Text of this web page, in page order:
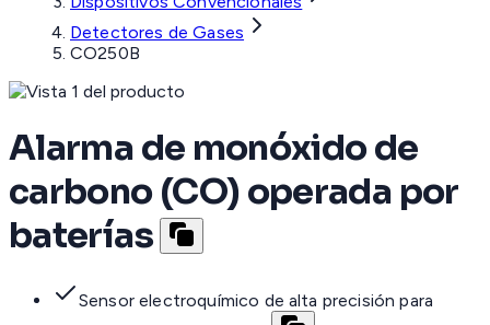
Detectores de Gases
CO250B
Alarma de monóxido de
carbono (CO) operada por
baterías
Sensor electroquímico de alta precisión para